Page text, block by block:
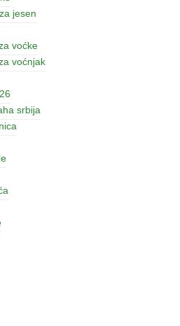
jesen
voćke
voćnjak
srbija